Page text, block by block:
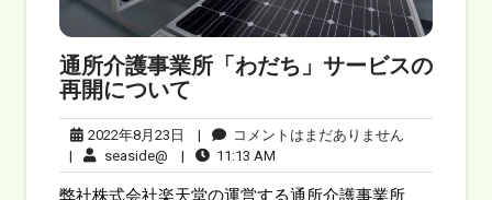
通所介護事業所「わだち」サービスの
再開について
2022年8月23日 |
コメントはまだありません
|
seaside@ | 11:13 AM
弊社株式会社楽天堂の運営する通所介護事業所